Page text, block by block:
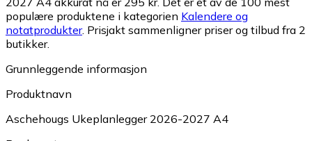
populære produktene i kategorien Kalendere og
notatprodukter. Prisjakt sammenligner priser og tilbud fra 2
butikker.
Grunnleggende informasjon
Produktnavn
Aschehougs Ukeplanlegger 2026-2027 A4